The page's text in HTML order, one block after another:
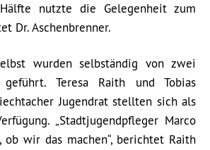
nutzte die Gelegenheit zum
Dr. Aschenbrenner.
wurden selbständig von zwei
geführt. Teresa Raith und Tobias
Jugendrat stellten sich als
„Stadtjugendpfleger Marco
ob wir das machen“, berichtet Raith